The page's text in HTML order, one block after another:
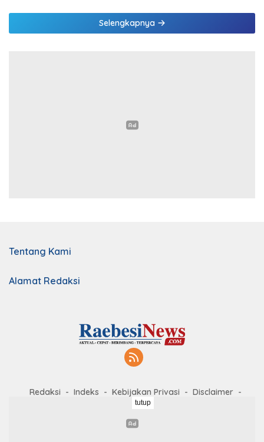
Selengkapnya
Tentang Kami
Alamat Redaksi
Redaksi Indeks Kebijakan Privasi
Disclaimer
Pedoman Media Siber
Didukung oleh WordPress
tutup